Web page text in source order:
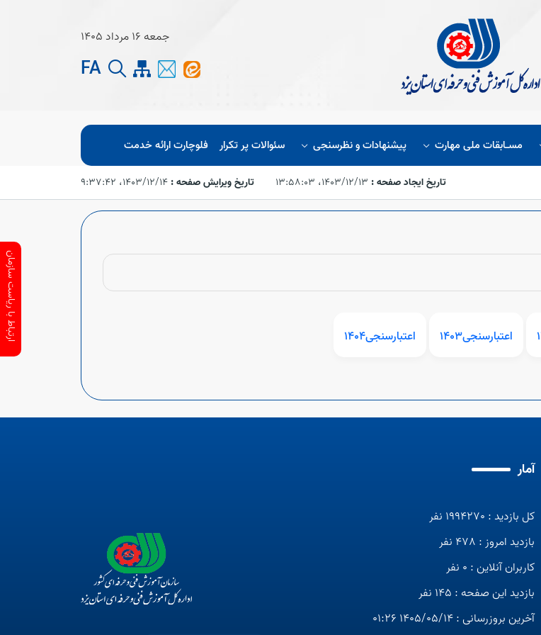
جمعه 16 مرداد 1405
FA
مسـابقات ملی مهارت پیشنهادات و نظرسنجی سئوالات پر تکرار فلوچارت ارائه خدمت
تاریخ ایجاد صفحه : ۱۴۰۳/۱۲/۱۳،‏ ۱۳:۵۸:۰۳ تاریخ ویرایش صفحه : ۱۴۰۳/۱۲/۱۴،‏ ۹:۳۷:۴۲
اعتبارسنجی1403 اعتبارسنجی1404
آمار
کل بازدید : 1994270 نفر
بازدید امروز : 478 نفر
کاربران آنلاین : 0 نفر
بازدید این صفحه : 145 نفر
آخرین بروزرسانی : 1405/05/14 01:26
ارتباط با ریاست سازمان